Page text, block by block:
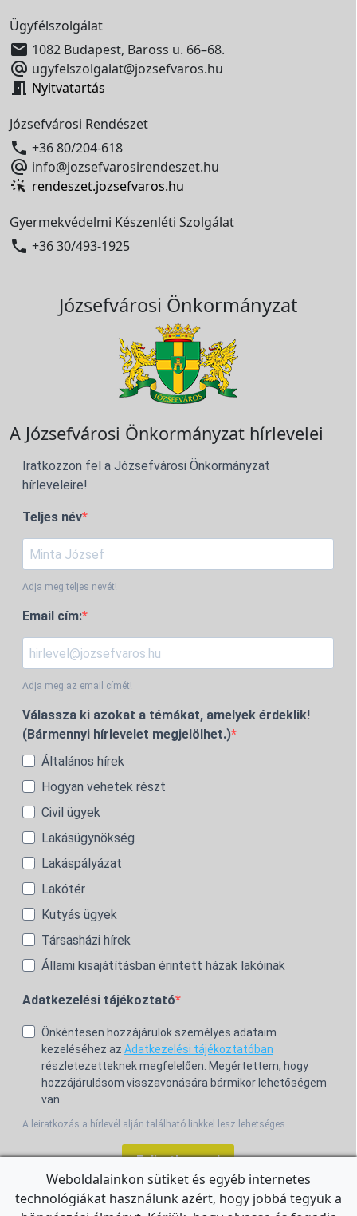
Ügyfélszolgálat
 1082 Budapest, Baross u. 66–68.
 ugyfelszolgalat@jozsefvaros.hu
 Nyitvatartás
Józsefvárosi Rendészet
 +36 80/204-618
 info@jozsefvarosirendeszet.hu
rendeszet.jozsefvaros.hu
Gyermekvédelmi Készenléti Szolgálat
 +36 30/493-1925
Józsefvárosi Önkormányzat
A Józsefvárosi Önkormányzat hírlevelei
Iratkozzon fel a Józsefvárosi Önkormányzat
hírleveleire!
Teljes név
Adja meg teljes nevét!
Email cím:
Adja meg az email címét!
Válassza ki azokat a témákat, amelyek érdeklik!
(Bármennyi hírlevelet megjelölhet.)
Általános hírek
Hogyan vehetek részt
Civil ügyek
Lakásügynökség
Lakáspályázat
Lakótér
Kutyás ügyek
Társasházi hírek
Állami kisajátításban érintett házak lakóinak
Adatkezelési tájékoztató
Önkéntesen hozzájárulok személyes adataim
kezeléséhez az Adatkezelési tájékoztatóban
részletezetteknek megfelelően. Megértettem, hogy
hozzájárulásom visszavonására bármikor lehetőségem
van.
A leiratkozás a hírlevél alján található linkkel lesz lehetséges.
Feliratkozom!
Weboldalainkon sütiket és egyéb internetes
technológiákat használunk azért, hogy jobbá tegyük a